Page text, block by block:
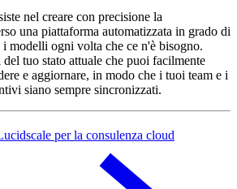
nel creare con precisione la
una piattaforma automatizzata in grado di
i modelli ogni volta che ce n'è bisogno.
tuo stato attuale che puoi facilmente
e aggiornare, in modo che i tuoi team e i
siano sempre sincronizzati.
per la consulenza cloud